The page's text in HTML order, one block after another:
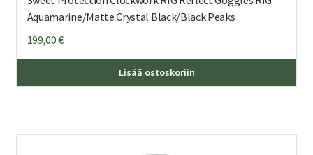
Aquamarine/Matte Crystal Black/Black Peaks
199,00€
Lisää ostoskoriin